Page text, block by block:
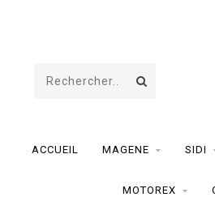
ACCUEIL MAGENE SIDI
MOTOREX